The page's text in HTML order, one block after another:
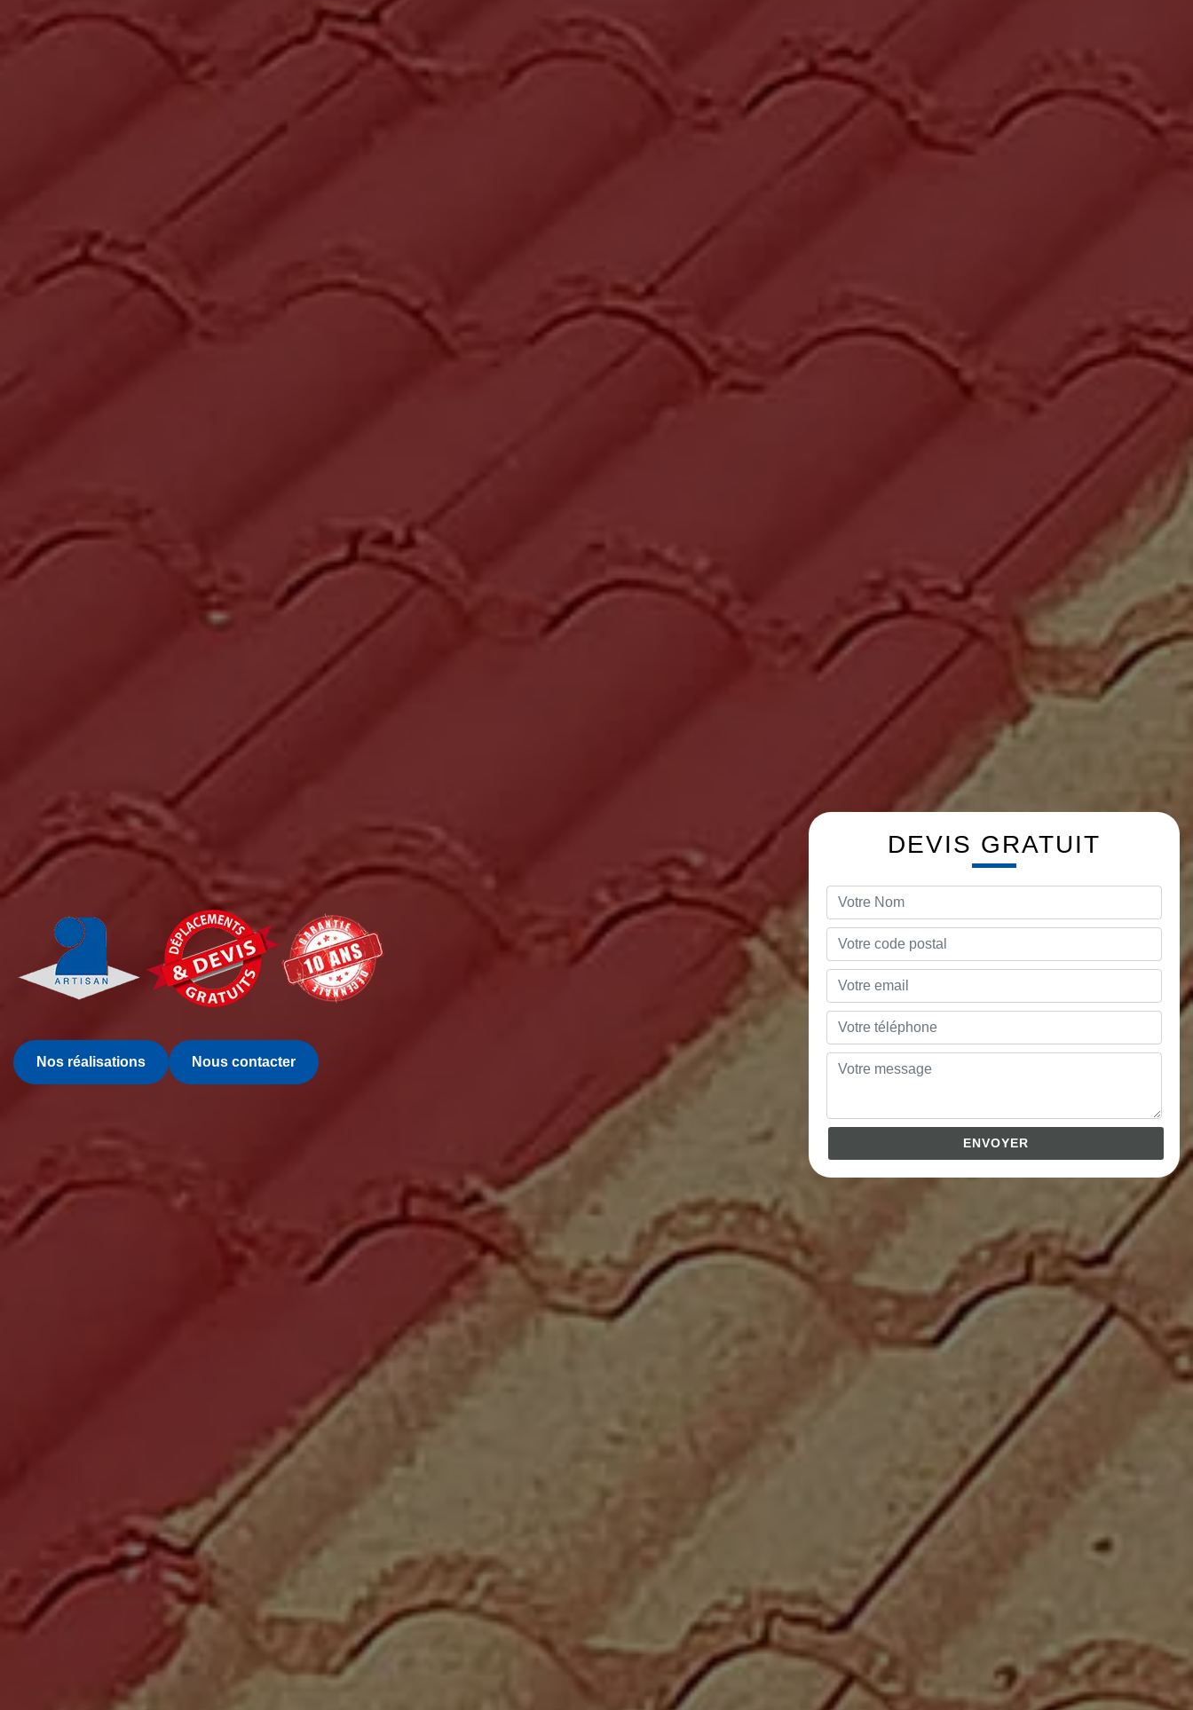
Nos réalisations Nous contacter
DEVIS GRATUIT